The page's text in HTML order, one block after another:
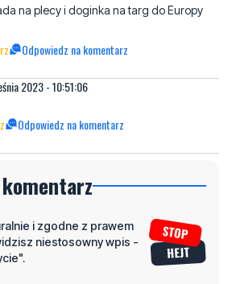
2023 - 10:51:06
niestosowny wpis -